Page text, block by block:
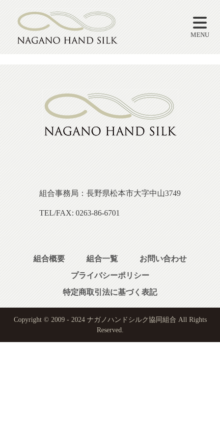
MENU
ナガノハンドシルク協同組合による絹製品オンラインショップ
組合事務局：長野県松本市大字中山3749
TEL/FAX: 0263-86-6701
組合概要 組合一覧
お問い合わせ
プライバシーポリシー
特定商取引法に基づく表記
Copyright © 2009 - 2024 ナガノハンドシルク協同組合 All Rights
Reserved.